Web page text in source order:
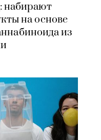
набирают
на основе
из